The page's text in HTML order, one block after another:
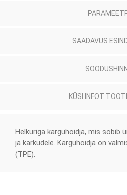
SAADAVUS
KÜSI INFOT
Helkuriga karguhoidja, mis sobib
ja karkudele. Karguhoidja on
(TPE).